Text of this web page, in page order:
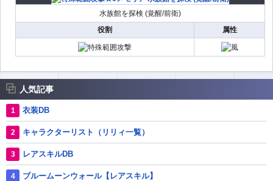
水族館を探検 (覚醒/前衛)
役割
属性
人気記事
衣装DB
キャラクターリスト（リリィ一覧）
レアスキルDB
ブルームーンウォール【レアスキル】